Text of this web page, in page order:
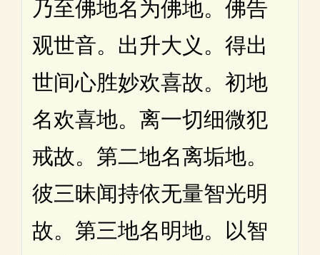
乃至佛地名为佛地。佛告
观世音。出升大义。得出
世间心胜妙欢喜故。初地
名欢喜地。离一切细微犯
戒故。第二地名离垢地。
彼三昧闻持依无量智光明
故。第三地名明地。以智